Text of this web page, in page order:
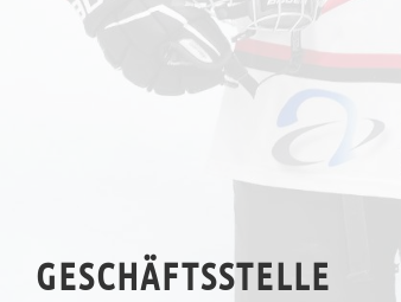
GESCHÄFTSSTELLE